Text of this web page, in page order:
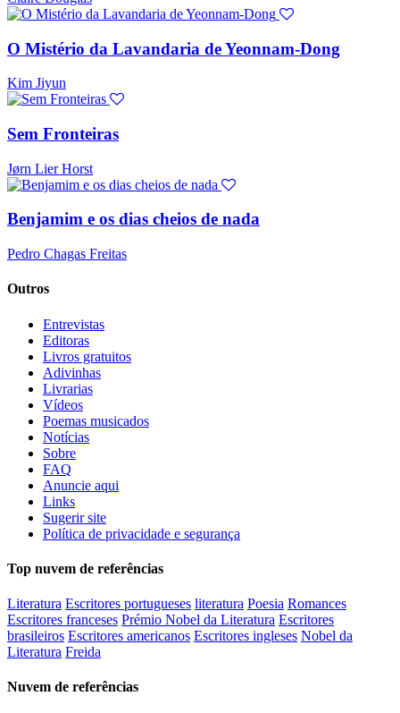
O Mistério da Lavandaria de Yeonnam-Dong
Kim Jiyun
Sem Fronteiras
Jørn Lier Horst
Benjamim e os dias cheios de nada
Pedro Chagas Freitas
Outros
Entrevistas
Editoras
Livros gratuitos
Adivinhas
Livrarias
Vídeos
Poemas musicados
Notícias
Sobre
FAQ
Anuncie aqui
Links
Sugerir site
Política de privacidade e segurança
Top nuvem de referências
Literatura Escritores portugueses literatura Poesia Romances
Escritores franceses Prémio Nobel da Literatura Escritores
brasileiros Escritores americanos Escritores ingleses Nobel da
Literatura Freida
Nuvem de referências